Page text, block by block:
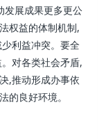
发展成果更多更公
权益的体制机制,
利益冲突。要全
对各类社会矛盾,
,推动形成办事依
的良好环境。